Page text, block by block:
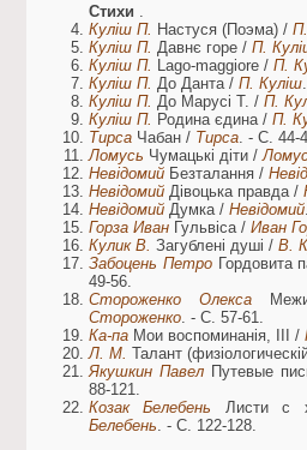
Стихи
Куліш П. Настуся (Поэма) /
Куліш П. Давнє горе / П.
Куліш П.
Lago-maggiore / П.
Куліш П. До Данта / П. Куліш
Куліш П. До Марусі Т. / П.
Куліш П. Родина єдина / П.
Тирса Чабан / Тирса . - С. 44-
Ломусь Чумацькі діти /
Невідомий Безталання /
Невідомий Дівоцька правда /
Невідомий Думка / Невідомий
Горза Иван Гульвіса / Иван
Кулик В. Загублені душі / В.
Забоцень ПетроГордовита
49-56.
Стороженко Олекса
Стороженко . - С. 57-61.
Ка-па Мои воспоминанія, III /
Л. М. Талант
Якушкин Павел Путевые
88-121.
Козак Белебень Листи с
Белебень . - С. 122-128.